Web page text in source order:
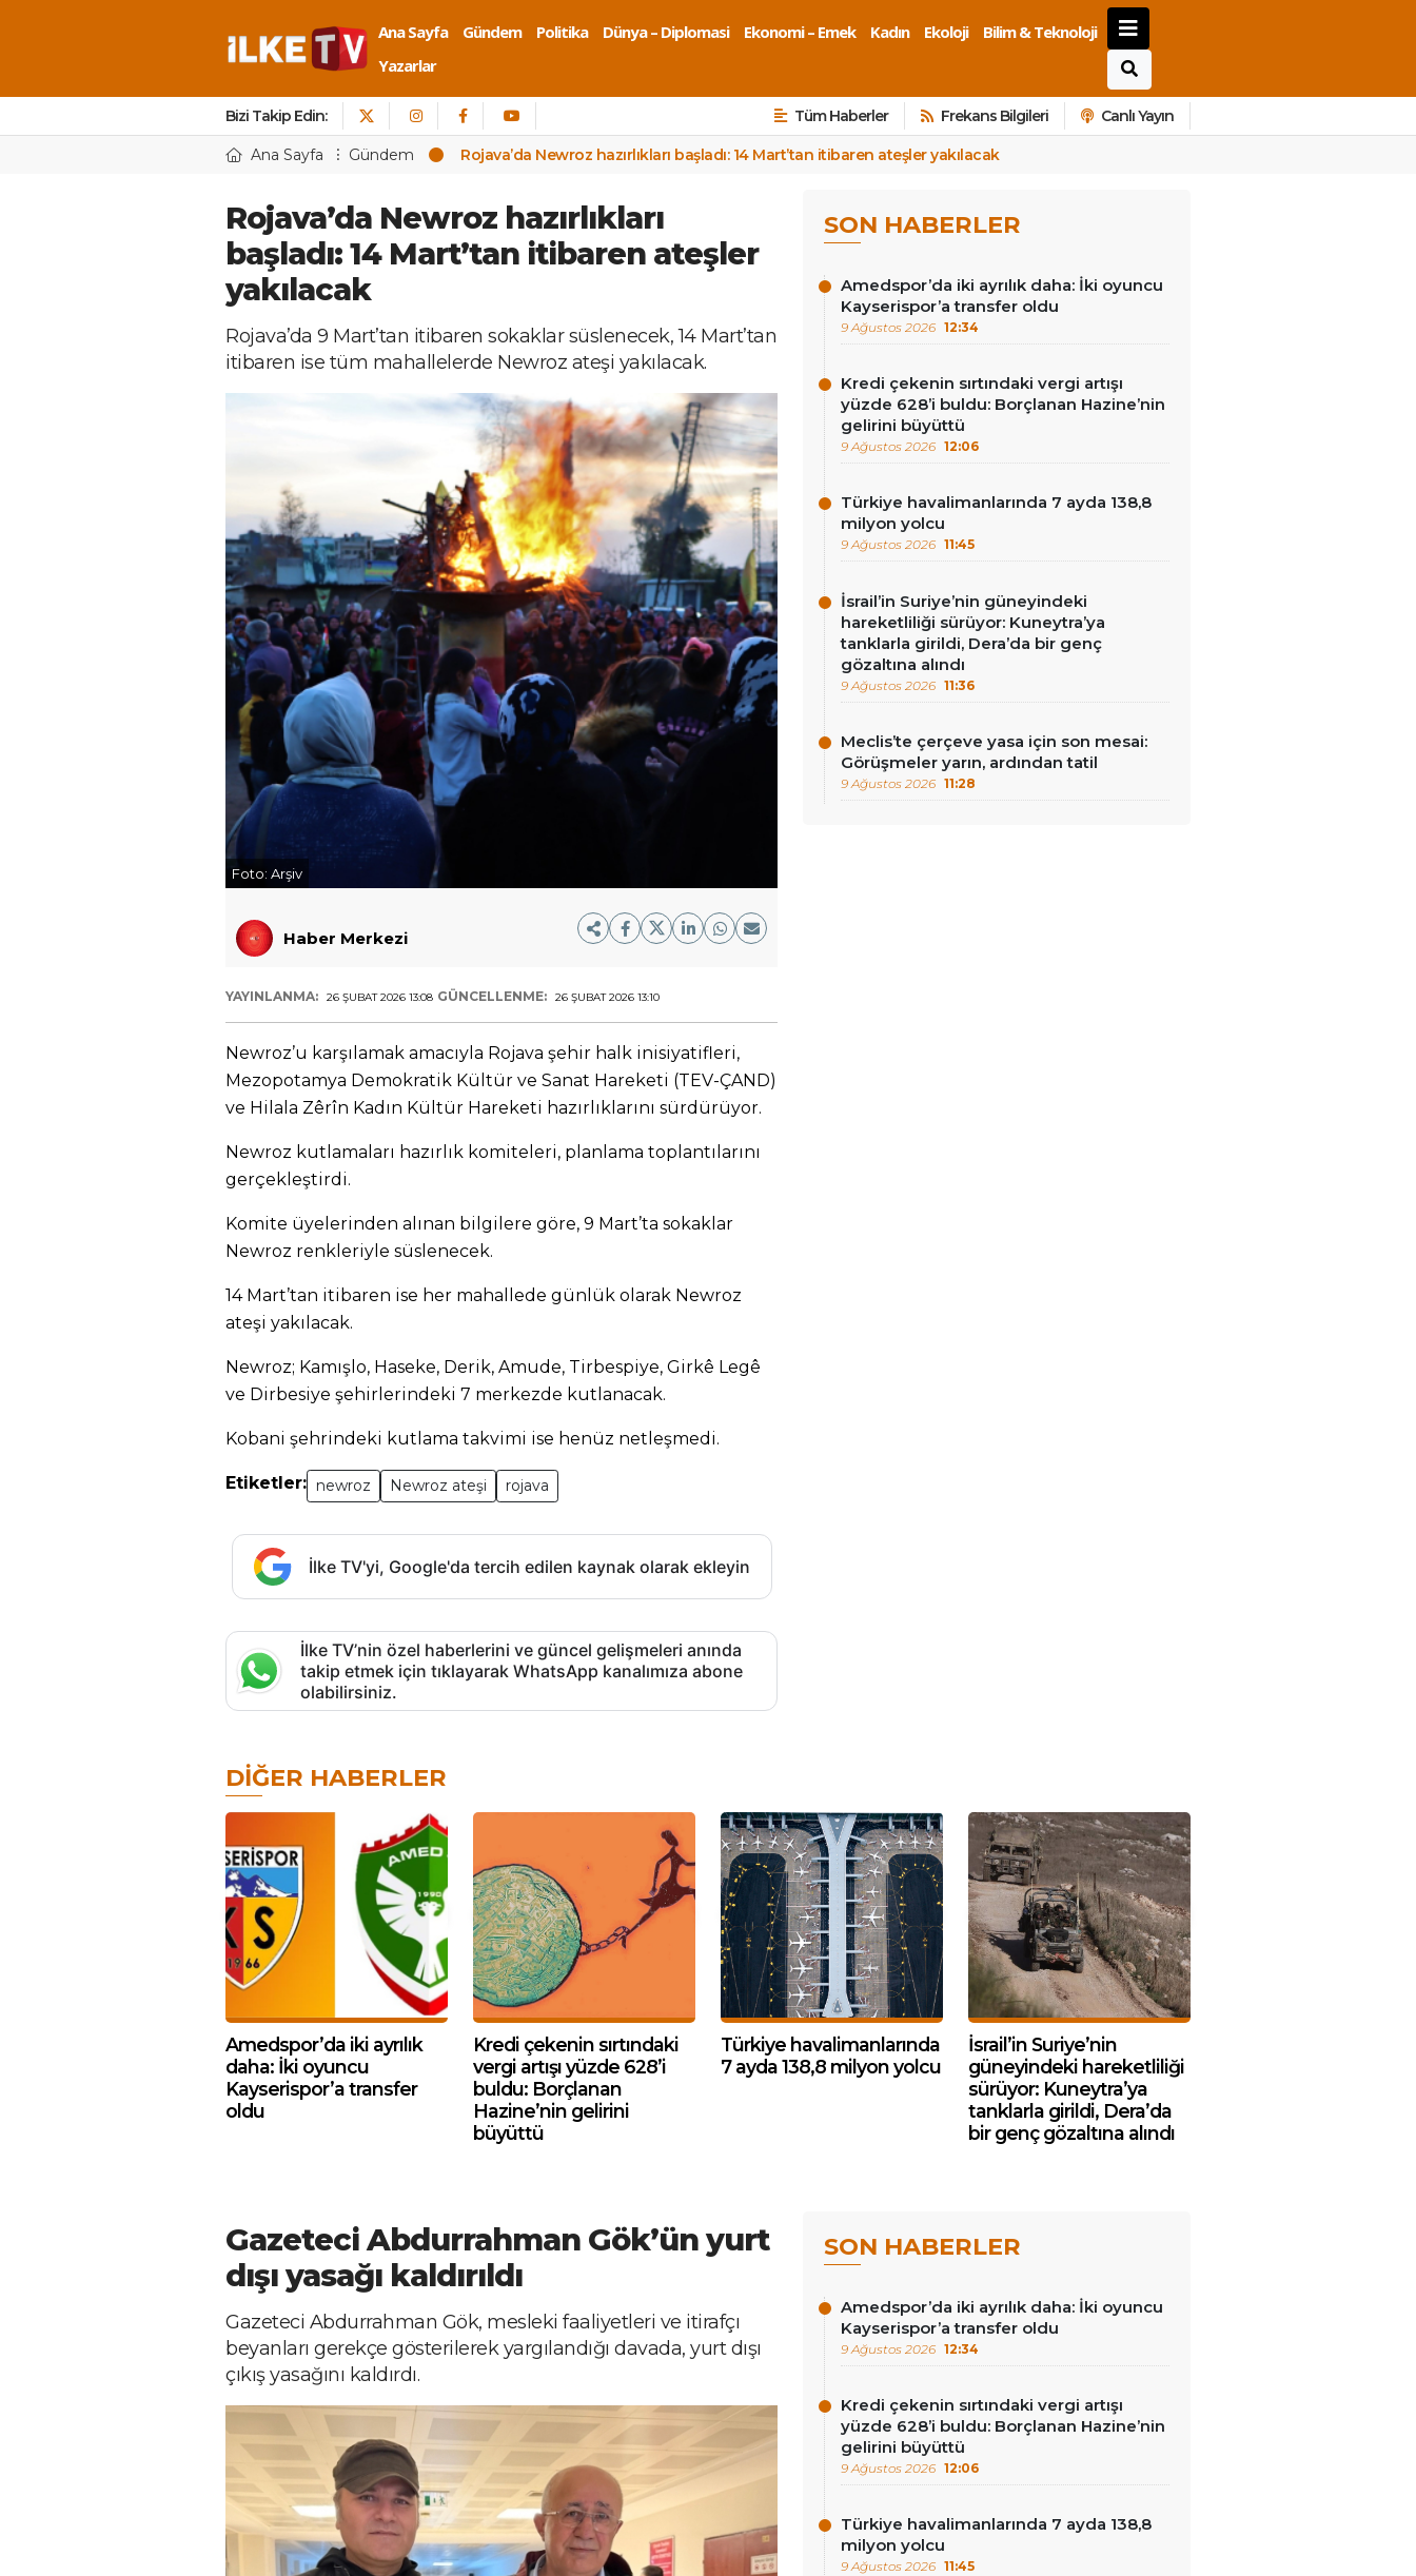
Ana Sayfa Gündem Politika Dünya – Diplomasi Ekonomi – Emek Kadın Ekoloji
Bilim & Teknoloji
Yazarlar
Bizi Takip Edin: Tüm Haberler Frekans Bilgileri Canlı Yayın
Ana Sayfa Gündem Rojava’da Newroz hazırlıkları başladı: 14 Mart’tan itibaren ateşler yakılacak
Rojava’da Newroz hazırlıkları
başladı: 14 Mart’tan itibaren ateşler
yakılacak
Rojava’da 9 Mart’tan itibaren sokaklar süslenecek, 14 Mart’tan
itibaren ise tüm mahallelerde Newroz ateşi yakılacak.
Foto: Arşiv
Haber Merkezi
YAYINLANMA: 26 ŞUBAT 2026 13:08 GÜNCELLENME: 26 ŞUBAT 2026 13:10
Newroz’u karşılamak amacıyla Rojava şehir halk inisiyatifleri,
Mezopotamya Demokratik Kültür ve Sanat Hareketi (TEV-ÇAND)
ve Hilala Zêrîn Kadın Kültür Hareketi hazırlıklarını sürdürüyor.
Newroz kutlamaları hazırlık komiteleri, planlama toplantılarını
gerçekleştirdi.
Komite üyelerinden alınan bilgilere göre, 9 Mart’ta sokaklar
Newroz renkleriyle süslenecek.
14 Mart’tan itibaren ise her mahallede günlük olarak Newroz
ateşi yakılacak.
Newroz; Kamışlo, Haseke, Derik, Amude, Tirbespiye, Girkê Legê
ve Dirbesiye şehirlerindeki 7 merkezde kutlanacak.
Kobani şehrindeki kutlama takvimi ise henüz netleşmedi.
Etiketler: newroz Newroz ateşi rojava
İlke TV'yi, Google'da tercih edilen kaynak olarak ekleyin
İlke TV’nin özel haberlerini ve güncel gelişmeleri anında
takip etmek için tıklayarak WhatsApp kanalımıza abone
olabilirsiniz.
SON HABERLER
Amedspor’da iki ayrılık daha: İki oyuncu
Kayserispor’a transfer oldu
9 Ağustos 2026 12:34
Kredi çekenin sırtındaki vergi artışı
yüzde 628’i buldu: Borçlanan Hazine’nin
gelirini büyüttü
9 Ağustos 2026 12:06
Türkiye havalimanlarında 7 ayda 138,8
milyon yolcu
9 Ağustos 2026 11:45
İsrail’in Suriye’nin güneyindeki
hareketliliği sürüyor: Kuneytra’ya
tanklarla girildi, Dera’da bir genç
gözaltına alındı
9 Ağustos 2026 11:36
Meclis’te çerçeve yasa için son mesai:
Görüşmeler yarın, ardından tatil
9 Ağustos 2026 11:28
DIĞER HABERLER
Amedspor’da iki ayrılık
daha: İki oyuncu
Kayserispor’a transfer
oldu
Kredi çekenin sırtındaki
vergi artışı yüzde 628’i
buldu: Borçlanan
Hazine’nin gelirini
büyüttü
Türkiye havalimanlarında
7 ayda 138,8 milyon yolcu
İsrail’in Suriye’nin
güneyindeki hareketliliği
sürüyor: Kuneytra’ya
tanklarla girildi, Dera’da
bir genç gözaltına alındı
Gazeteci Abdurrahman Gök’ün yurt
dışı yasağı kaldırıldı
Gazeteci Abdurrahman Gök, mesleki faaliyetleri ve itirafçı
beyanları gerekçe gösterilerek yargılandığı davada, yurt dışı
çıkış yasağını kaldırdı.
SON HABERLER
Amedspor’da iki ayrılık daha: İki oyuncu
Kayserispor’a transfer oldu
9 Ağustos 2026 12:34
Kredi çekenin sırtındaki vergi artışı
yüzde 628’i buldu: Borçlanan Hazine’nin
gelirini büyüttü
9 Ağustos 2026 12:06
Türkiye havalimanlarında 7 ayda 138,8
milyon yolcu
9 Ağustos 2026 11:45